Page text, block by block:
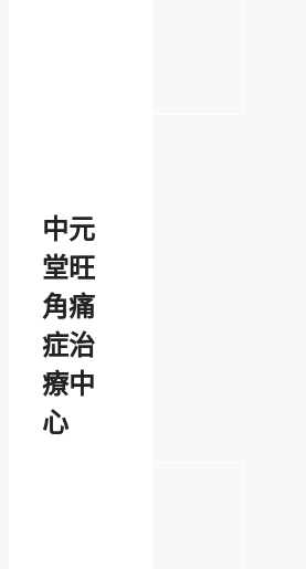
中元
堂旺
角痛
症治
療中
心